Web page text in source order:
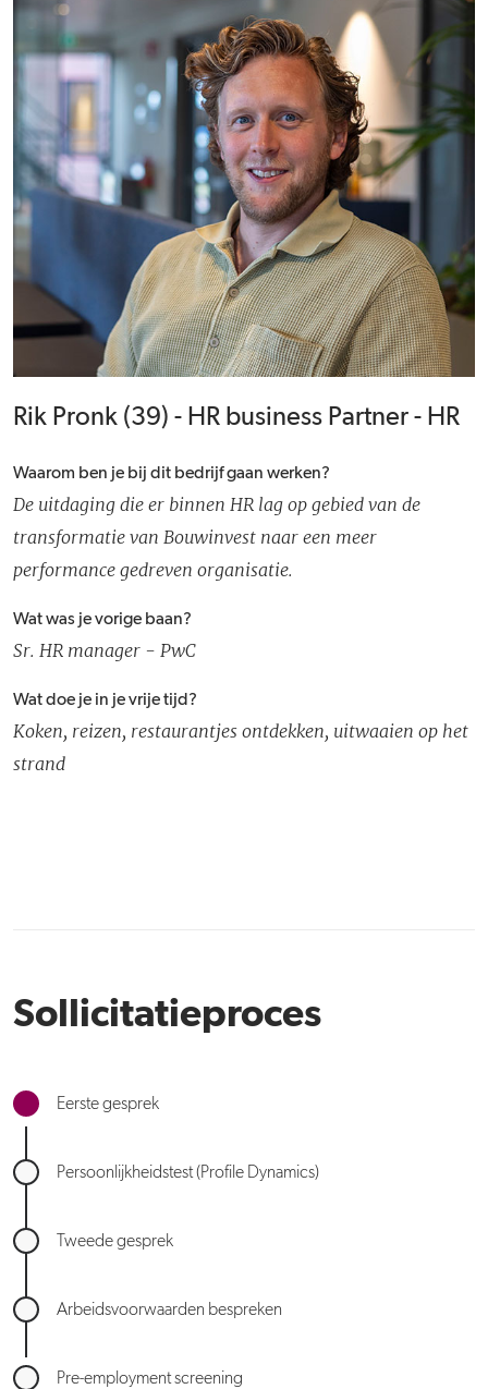
Rik Pronk (39) - HR business Partner - HR
Waarom ben je bij dit bedrijf gaan werken?
De uitdaging die er binnen HR lag op gebied van de
transformatie van Bouwinvest naar een meer
performance gedreven organisatie.
Wat was je vorige baan?
Sr. HR manager - PwC
Wat doe je in je vrije tijd?
Koken, reizen, restaurantjes ontdekken, uitwaaien op het
strand
Sollicitatieproces
Eerste gesprek
Persoonlijkheidstest (Profile Dynamics)
Tweede gesprek
Arbeidsvoorwaarden bespreken
Pre-employment screening